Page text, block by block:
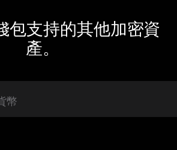
包支持的其他加密資
產。